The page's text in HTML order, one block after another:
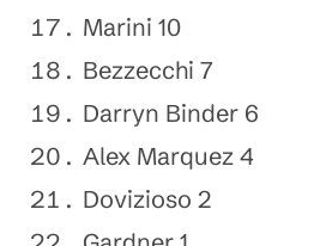
Marini 10
Bezzecchi 7
Darryn Binder 6
Alex Marquez 4
Dovizioso 2